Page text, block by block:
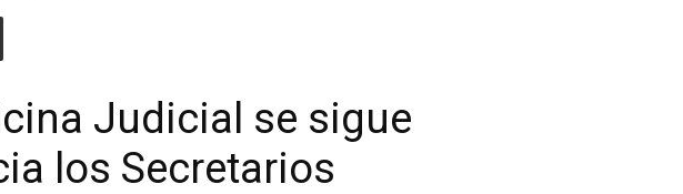
Judicial se sigue
los Secretarios